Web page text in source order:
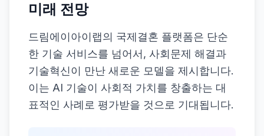
미래 전망
드림에이아이랩의 국제결혼 플랫폼은 단순
한 기술 서비스를 넘어서, 사회문제 해결과
기술혁신이 만난 새로운 모델을 제시합니다.
이는 AI 기술이 사회적 가치를 창출하는 대
표적인 사례로 평가받을 것으로 기대됩니다.